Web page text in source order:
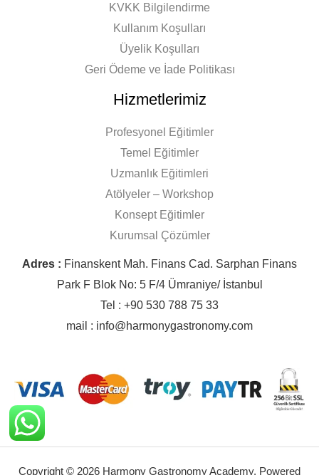
KVKK Bilgilendirme
Kullanım Koşulları
Üyelik Koşulları
Geri Ödeme ve İade Politikası
Hizmetlerimiz
Profesyonel Eğitimler
Temel Eğitimler
Uzmanlık Eğitimleri
Atölyeler – Workshop
Konsept Eğitimler
Kurumsal Çözümler
Adres : Finanskent Mah. Finans Cad. Sarphan Finans
Park F Blok No: 5 F/4 Ümraniye/ İstanbul
Tel : +90 530 788 75 33
mail : info@harmonygastronomy.com
Copyright © 2026 Harmony Gastronomy Academy. Powered